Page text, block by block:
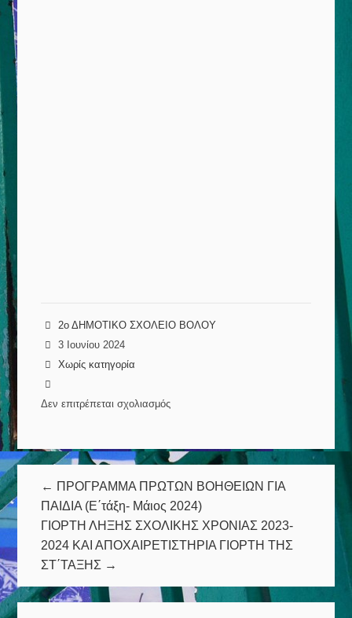
2ο ΔΗΜΟΤΙΚΟ ΣΧΟΛΕΙΟ ΒΟΛΟΥ
3 Ιουνίου 2024
Χωρίς κατηγορία
Δεν επιτρέπεται σχολιασμός
Πρόγραμμα:«Διαβάζοντας
βιβλία
της
Άλκης
Ζέη
της
← ΠΡΟΓΡΑΜΜΑ ΠΡΩΤΩΝ ΒΟΗΘΕΙΩΝ ΓΙΑ
ΠΑΙΔΙΑ (Ε΄τάξη- Μάιος 2024)
ΓΙΟΡΤΗ ΛΗΞΗΣ ΣΧΟΛΙΚΗΣ ΧΡΟΝΙΑΣ 2023-
2024 ΚΑΙ ΑΠΟΧΑΙΡΕΤΙΣΤΗΡΙΑ ΓΙΟΡΤΗ ΤΗΣ
ΣΤ΄ΤΑΞΗΣ →